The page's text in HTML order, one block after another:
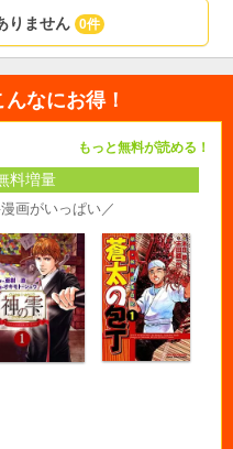
りません 0件
んなにお得！
もっと無料が読める！
料増量
画がいっぱい／